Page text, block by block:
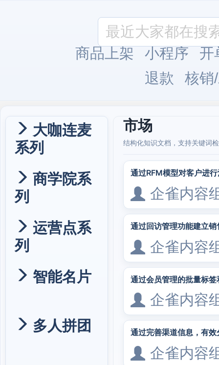
商品上架 小程序
开
退款
核销
大咖连麦
系列
商学院系
列
运营点系
列
智能名片
多人拼团
市场
结构化知识文档，支持关键词
通过RFM模型对客户进
企雀内容
通过回访管理功能建立
企雀内容
通过会员管理的批量标
企雀内容
通过完善渠道信息，有
企雀内容